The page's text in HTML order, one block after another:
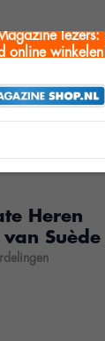
lezers:
online
Heren
is0van de 5
Items